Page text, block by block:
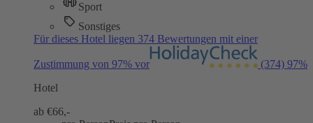
Sport
Sonstiges
Für dieses Hotel liegen 374 Bewertungen mit einer
Zustimmung von 97% vor (374) 97%
Hotel
ab €66,-